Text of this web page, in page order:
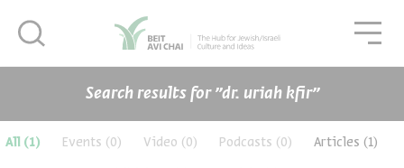
Search results for ״dr. uriah kfir״
תכנים
All (1) Events (0) Video (0) Podcasts (0) Articles (1)